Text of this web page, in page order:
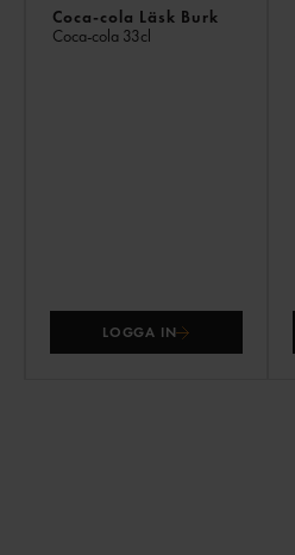
Coca-cola Läsk Burk
Coca-cola 33cl
LOGGA IN